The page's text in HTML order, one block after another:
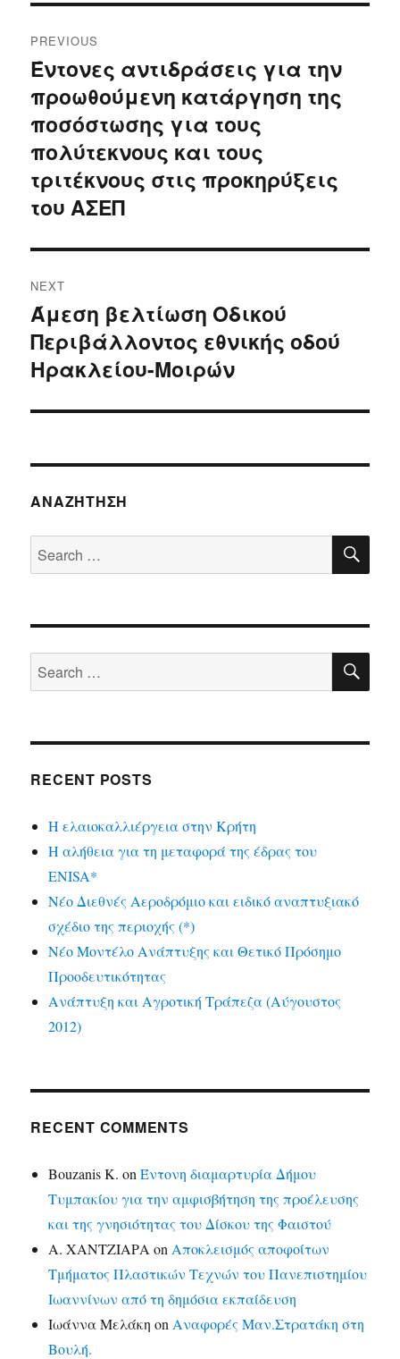
navigation
PREVIOUS
Previous
post:
Έντονες αντιδράσεις για την
προωθούμενη κατάργηση της
ποσόστωσης για τους
πολύτεκνους και τους
τριτέκνους στις προκηρύξεις
του ΑΣΕΠ
NEXT
Next
post:
Άμεση βελτίωση Οδικού
Περιβάλλοντος εθνικής οδού
Ηρακλείου-Μοιρών
ΑΝΑΖΉΤΗΣΗ
Search
for:
Search
for:
RECENT POSTS
Η ελαιοκαλλιέργεια στην Κρήτη
Η αλήθεια για τη μεταφορά της έδρας του
ENISA*
Νέο Διεθνές Αεροδρόμιο και ειδικό αναπτυξιακό
σχέδιο της περιοχής (*)
Νέο Μοντέλο Ανάπτυξης και Θετικό Πρόσημο
Προοδευτικότητας
Ανάπτυξη και Αγροτική Τράπεζα (Αύγουστος
2012)
RECENT COMMENTS
Bouzanis K. onΈντονη διαμαρτυρία Δήμου
Τυμπακίου για την αμφισβήτηση της προέλευσης
και της γνησιότητας του Δίσκου της Φαιστού
Α. ΧΑΝΤΖΙΑΡΑ on Αποκλεισμός αποφοίτων
Τμήματος Πλαστικών Τεχνών του Πανεπιστημίου
Ιωαννίνων από τη δημόσια εκπαίδευση
Ιωάννα Μελάκη on Αναφορές Μαν.Στρατάκη στη
Βουλή.